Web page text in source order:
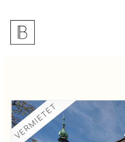
VERMIETET